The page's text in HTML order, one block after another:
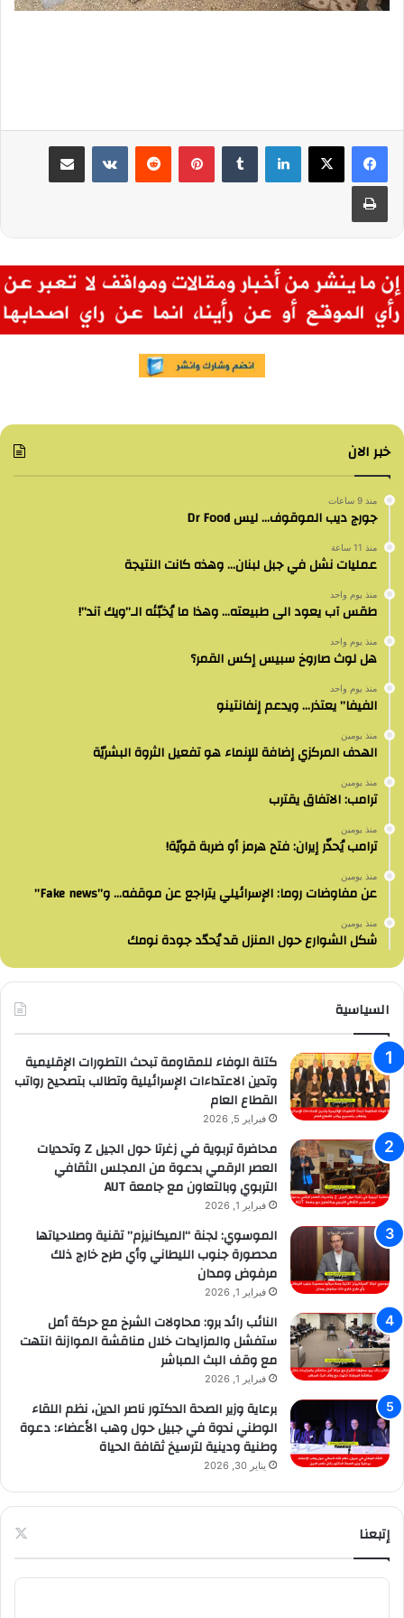
لينكدإن بينتيريست مشاركة عبر البريد
طباعة
خبر الان
منذ 9 ساعات
جورج ديب الموقوف… ليس Dr Food
منذ 11 ساعة
عمليات نشل في جبل لبنان… وهذه كانت النتيجة
منذ يوم واحد
طقس آب يعود الى طبيعته… وهذا ما يُخبّئه الـ”ويك آند”!
منذ يوم واحد
هل لوث صاروخ سبيس إكس القمر؟
منذ يوم واحد
الفيفا” يعتذر… ويدعم إنفانتينو
منذ يومين
الهدف المركزي إضافة للإنماء هو تفعيل الثروة البشريّة
منذ يومين
ترامب: الاتفاق يقترب
منذ يومين
ترامب يُحذّر إيران: فتح هرمز أو ضربة قويّة!
منذ يومين
عن مفاوضات روما: الإسرائيلي يتراجع عن موقفه… و”Fake news”
منذ يومين
شكل الشوارع حول المنزل قد يُحدّد جودة نومك
السياسية
كتلة الوفاء للمقاومة تبحث التطورات الإقليمية
وتدين الاعتداءات الإسرائيلية وتطالب بتصحيح رواتب
القطاع العام
فبراير 5, 2026
محاضرة تربوية في زغرتا حول الجيل Z وتحديات
العصر الرقمي بدعوة من المجلس الثقافي
التربوي وبالتعاون مع جامعة AUT
فبراير 1, 2026
الموسوي: لجنة “الميكانيزم” تقنية وصلاحياتها
محصورة جنوب الليطاني وأي طرح خارج ذلك
مرفوض ومدان
فبراير 1, 2026
النائب رائد برو: محاولات الشرخ مع حركة أمل
ستفشل والمزايدات خلال مناقشة الموازنة انتهت
مع وقف البث المباشر
فبراير 1, 2026
برعاية وزير الصحة الدكتور ناصر الدين، نظم اللقاء
الوطني ندوة في جبيل حول وهب الأعضاء: دعوة
وطنية ودينية لترسيخ ثقافة الحياة
يناير 30, 2026
إتبعنا